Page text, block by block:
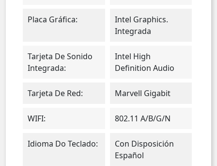
Placa Gráfica:
Intel Graphics.
Integrada
Tarjeta De Sonido
Integrada:
Intel High
Definition Audio
Tarjeta De Red: Marvell Gigabit
WIFI: 802.11 A/b/g/n
Idioma Do Teclado:
Con Disposición
Español